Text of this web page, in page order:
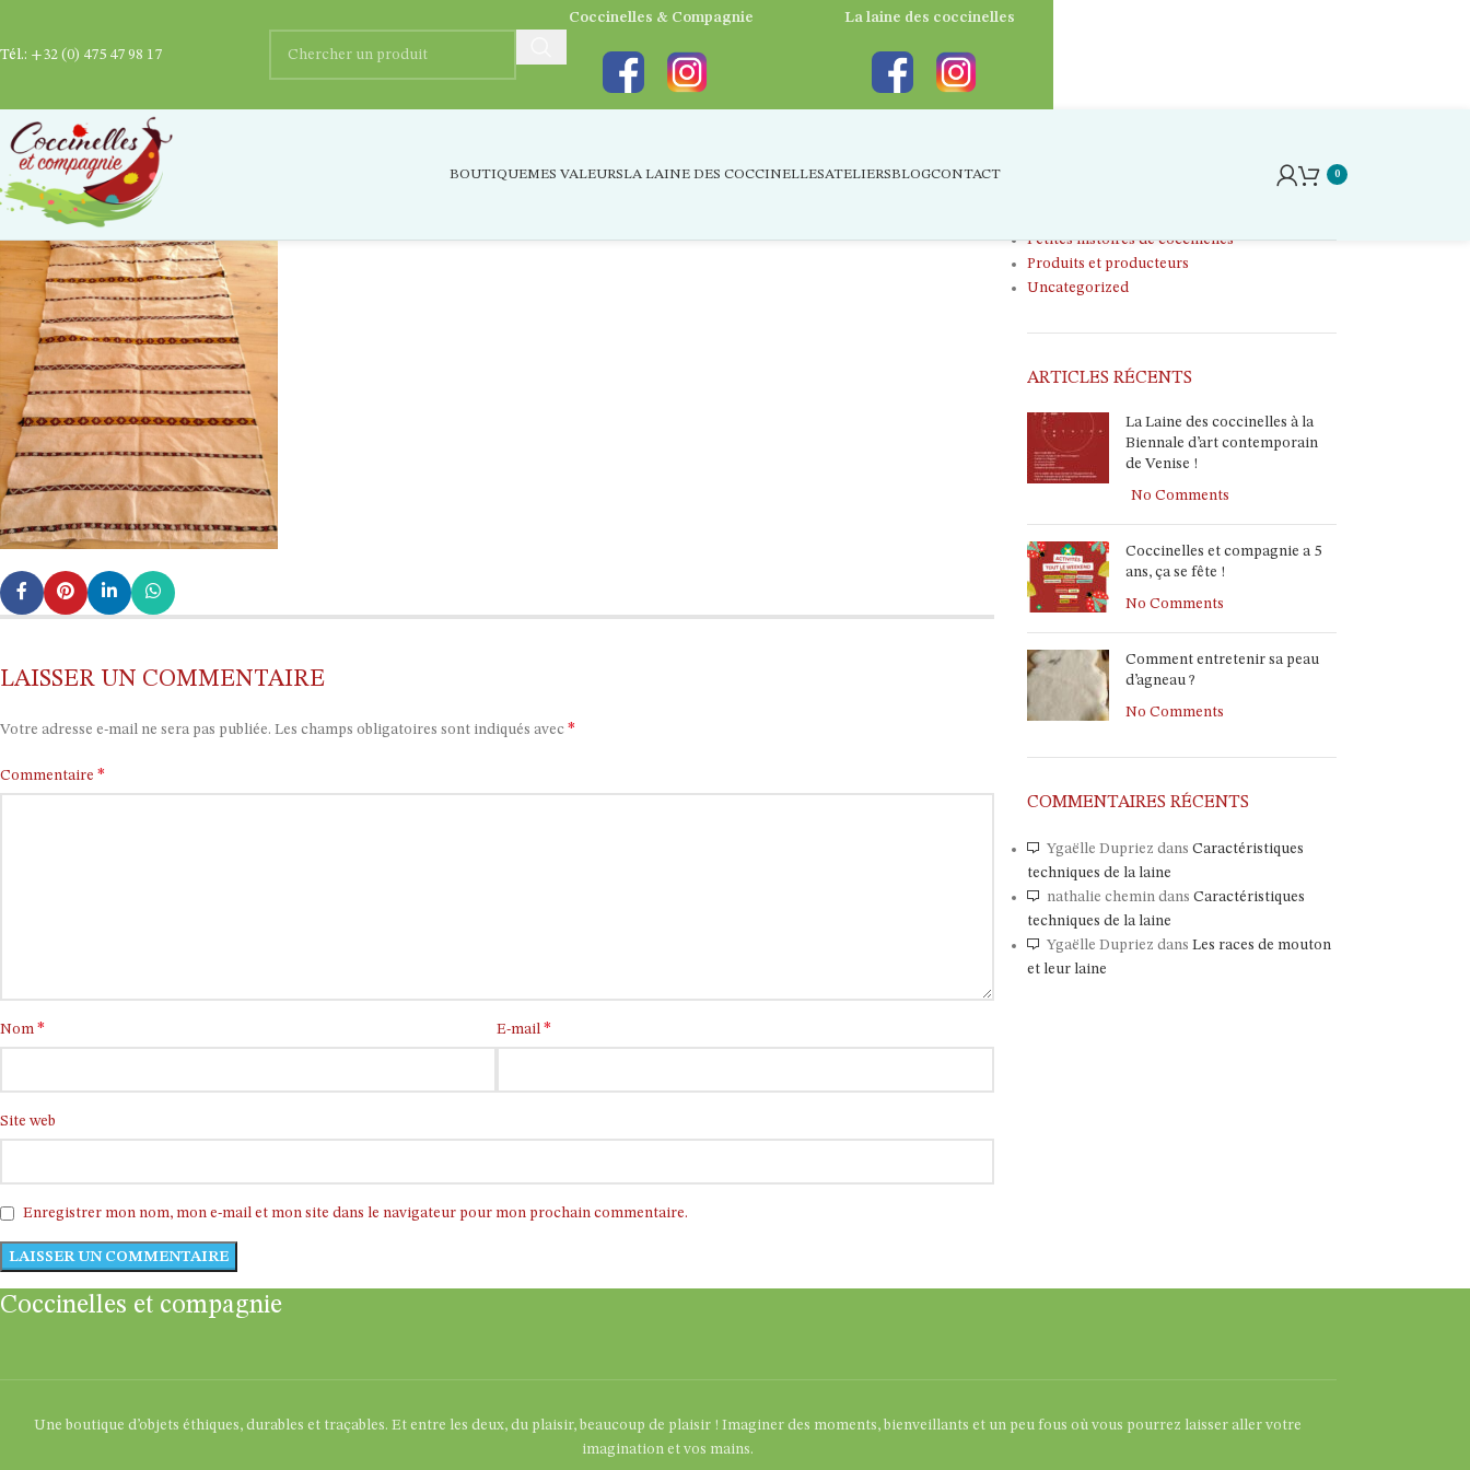
BOUTIQUEMES VALEURSLA LAINE DES COCCINELLESATELIERSBLOGCONTACT 0
Tapistoutfinrecadre1
Posted by Ygaëlle Dupriez
0
LAISSER UN COMMENTAIRE
Votre adresse e-mail ne sera pas publiée. Les champs obligatoires sont indiqués avec *
Commentaire *
Nom * E-mail*
Site web
Enregistrer mon nom, mon e-mail et mon site dans le navigateur pour mon prochain commentaire.
Petites histoires de coccinelles
Produits et producteurs
Uncategorized
ARTICLES RÉCENTS
La Laine des coccinelles à la
Biennale d’art contemporain
de Venise !
No Comments
Coccinelles et compagnie a 5
ans, ça se fête !
No Comments
Comment entretenir sa peau
d’agneau ?
No Comments
COMMENTAIRES RÉCENTS
Ygaëlle Dupriez dans Caractéristiques
techniques de la laine
nathalie chemindans Caractéristiques
techniques de la laine
Ygaëlle Dupriez dans Les races de mouton
et leur laine
Coccinelles et compagnie
Une boutique d’objets éthiques, durables et traçables. Et entre les deux, du plaisir, beaucoup de plaisir ! Imaginer des moments, bienveillants et un peu fous où vous pourrez laisser aller votre
imagination et vos mains.
Tél.: +32 (0) 475 47 98 17
Coccinelles & Compagnie La laine des coccinelles